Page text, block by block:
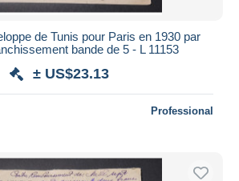
de Tunis pour Paris en 1930 par
bande de 5 - L 11153
± US$23.13
Professional